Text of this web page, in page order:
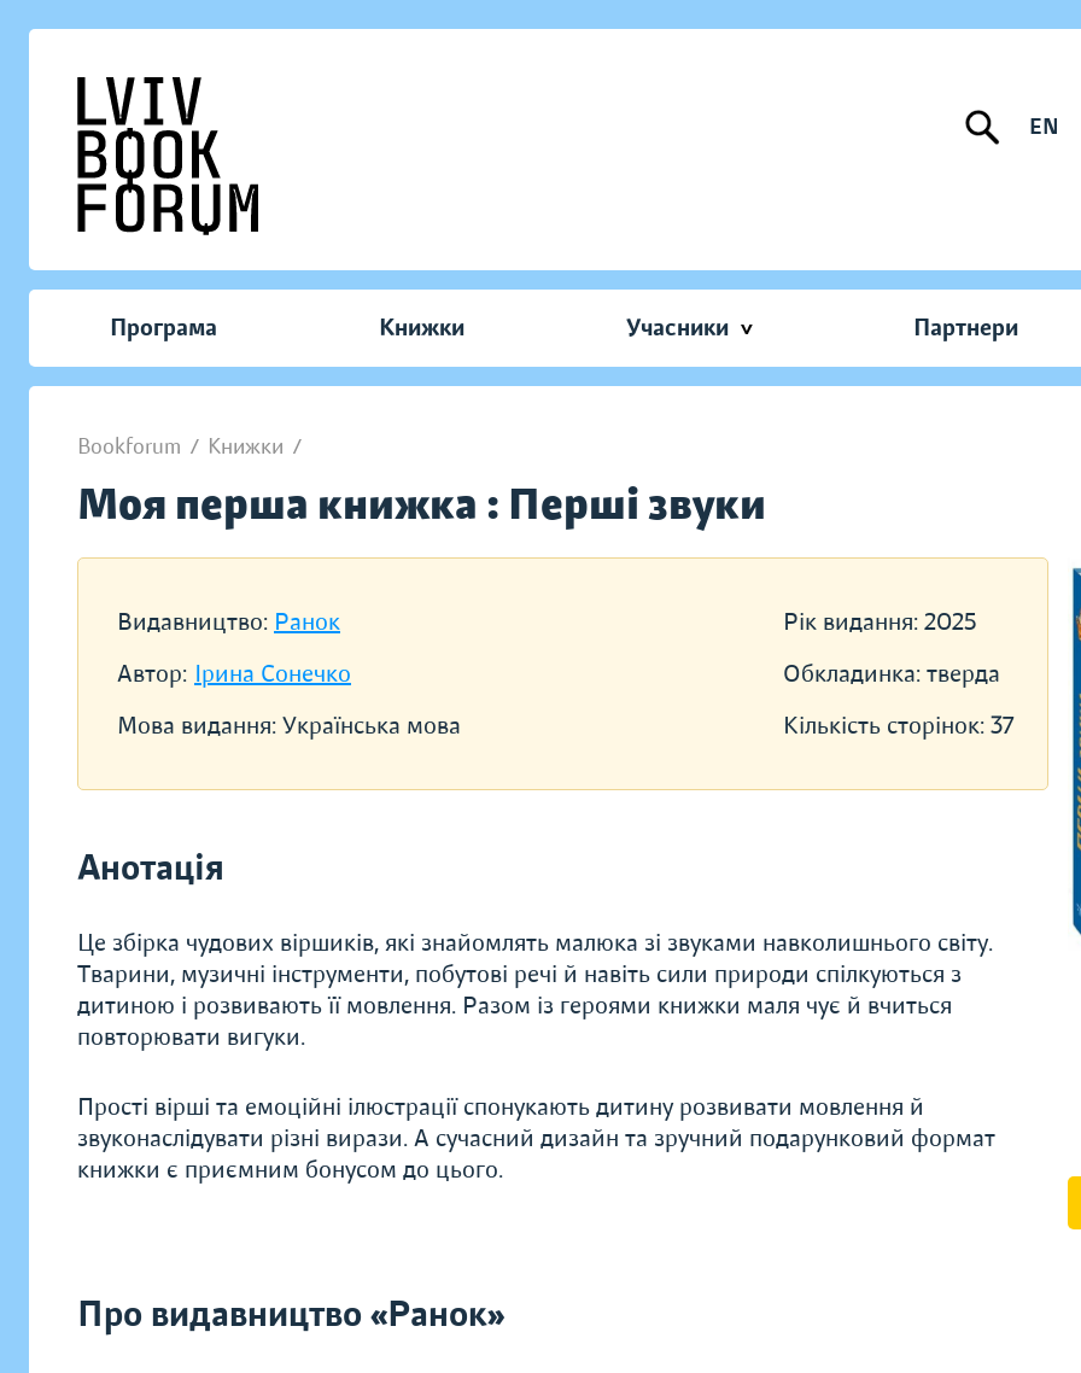
EN
Програма Книжки Учасники Партнери
Bookforum / Книжки /
Моя перша книжка : Перші звуки
Видавництво: Ранок
Автор: Ірина Сонечко
Мова видання: Українська мова
Рік видання: 2025
Обкладинка: тверда
Кількість сторінок: 37
Анотація
Це збірка чудових віршиків, які знайомлять малюка зі звуками навколишнього світу.
Тварини, музичні інструменти, побутові речі й навіть сили природи спілкуються з
дитиною і розвивають її мовлення. Разом із героями книжки маля чує й вчиться
повторювати вигуки.
Прості вірші та емоційні ілюстрації спонукають дитину розвивати мовлення й
звуконаслідувати різні вирази. А сучасний дизайн та зручний подарунковий формат
книжки є приємним бонусом до цього.
Про видавництво «Ранок»